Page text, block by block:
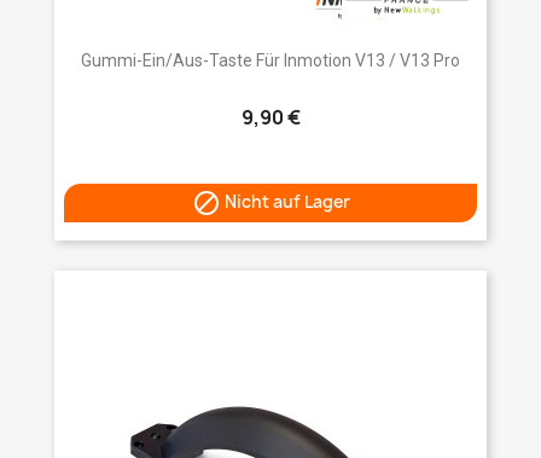
Gummi-Ein/Aus-Taste Für Inmotion V13 / V13 Pro
9,90 €
 Nicht auf Lager